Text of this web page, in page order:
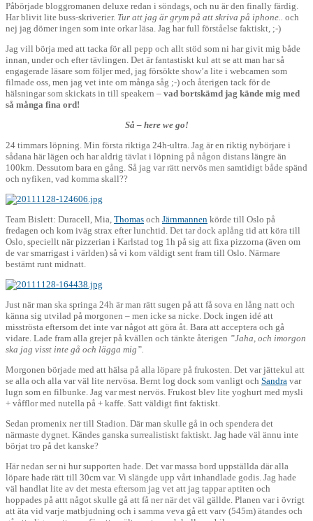
Påbörjade bloggromanen deluxe redan i söndags, och nu är den finally färdig.
Har blivit lite buss-skriverier. Tur att jag är grym på att skriva på iphone.. och
nej jag dömer ingen som inte orkar läsa. Jag har full förståelse faktiskt, ;-)
Jag vill börja med att tacka för all pepp och allt stöd som ni har givit mig både
innan, under och efter tävlingen. Det är fantastiskt kul att se att man har så
engagerade läsare som följer med, jag försökte show’a lite i webcamen som
filmade oss, men jag vet inte om många såg ;-) och återigen tack för de
hälsningar som skickats in till speakern – vad bortskämd jag kände mig med
så många fina ord!
Så – here we go!
24 timmars löpning. Min första riktiga 24h-ultra. Jag är en riktig nybörjare i
sådana här lägen och har aldrig tävlat i löpning på någon distans längre än
100km. Dessutom bara en gång. Så jag var rätt nervös men samtidigt både spänd
och nyfiken, vad komma skall??
Team Bislett: Duracell, Mia, Thomas och Järnmannen körde till Oslo på
fredagen och kom iväg strax efter lunchtid. Det tar dock aplång tid att köra till
Oslo, speciellt när pizzerian i Karlstad tog 1h på sig att fixa pizzorna (även om
de var smarrigast i världen) så vi kom väldigt sent fram till Oslo. Närmare
bestämt runt midnatt.
Just när man ska springa 24h är man rätt sugen på att få sova en lång natt och
känna sig utvilad på morgonen – men icke sa nicke. Dock ingen idé att
misströsta eftersom det inte var något att göra åt. Bara att acceptera och gå
vidare. Lade fram alla grejer på kvällen och tänkte återigen ”Jaha, och imorgon
ska jag visst inte gå och lägga mig”.
Morgonen började med att hälsa på alla löpare på frukosten. Det var jättekul att
se alla och alla var väl lite nervösa. Bernt log dock som vanligt och Sandra var
lugn som en filbunke. Jag var mest nervös. Frukost blev lite yoghurt med mysli
+ våfflor med nutella på + kaffe. Satt väldigt fint faktiskt.
Sedan promenix ner till Stadion. Där man skulle gå in och spendera det
närmaste dygnet. Kändes ganska surrealistiskt faktiskt. Jag hade väl ännu inte
börjat tro på det kanske?
Här nedan ser ni hur supporten hade. Det var massa bord uppställda där alla
löpare hade rätt till 30cm var. Vi slängde upp vårt inhandlade godis. Jag hade
väl handlat lite av det mesta eftersom jag vet att jag tappar aptiten och
hoppades på attt något skulle gå att få ner när det väl gällde. Planen var i övrigt
att äta vid varje matbjudning och i samma veva gå ett varv (545m) ätandes och